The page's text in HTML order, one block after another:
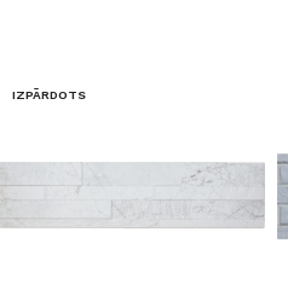
IZPĀRDOTS